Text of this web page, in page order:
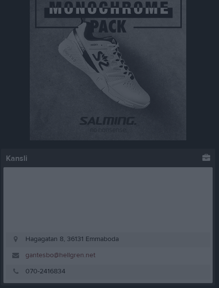
Kansli
Hagagatan 8, 36131 Emmaboda
gantesbo@hellgren.net
070-2416834